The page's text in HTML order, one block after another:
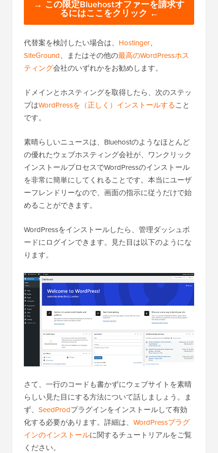
→ この限定Bluehostオファーを請求す
るにはここをクリック ←
代替案を検討したい場合は、 Hostinger、
SiteGround、またはその他の最高のWordPressホス
ティング会社のいずれかをお勧めします。
ドメインとホスティングを取得したら、次のステッ
プはWordPressを（正しく）インストールすること
です。
素晴らしいニュースは、Bluehostのようなほとんど
の優れたウェブホスティング会社が、ワンクリック
インストールプロセスでWordPressのインストール
を非常に簡単にしてくれることです。本当にユーザ
ーフレンドリーなので、画面の指示に従うだけで始
めることができます。
WordPressをインストールしたら、管理ダッシュボ
ードにログインできます。見た目は以下のようにな
ります。
さて、一行のコードも書かずにウェブサイトを素晴
らしい見た目にする方法について話しましょう。ま
ず、 SeedProdプラグインをインストールして有効
化する必要があります。詳細は、 WordPressプラグ
インのインストールに関するチュートリアルをご覧
ください。